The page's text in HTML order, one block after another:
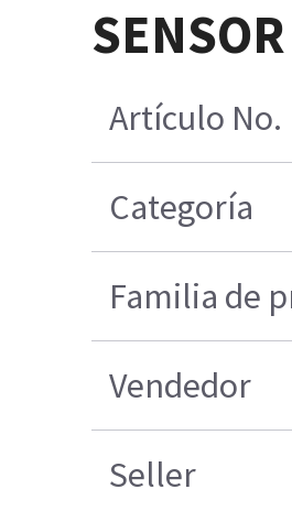
Artículo No.
Categoría
Familia de
Vendedor
Seller